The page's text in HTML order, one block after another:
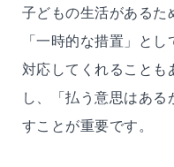
子どもの生活があるた
「一時的な措置」と
対応してくれることも
し、「払う意思はあ
すことが重要です。